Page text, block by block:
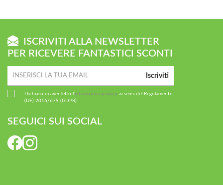
ISCRIVITI ALLA NEWSLETTER
PER RICEVERE FANTASTICI SCONTI
Iscriviti
Dichiaro di aver letto l'informativa privacy ai sensi del Regolamento
(UE) 2016/679 (GDPR).
SEGUICI SUI SOCIAL